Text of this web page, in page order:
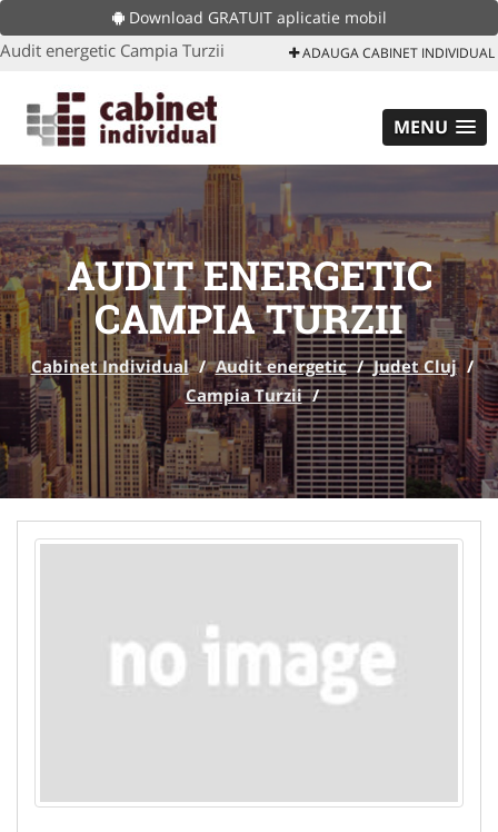
Download GRATUIT aplicatie mobil
Audit energetic Campia Turzii ADAUGA CABINET INDIVIDUAL
MENU
AUDIT ENERGETIC
CAMPIA TURZII
Cabinet Individual / Audit energetic / Judet Cluj /
Campia Turzii /